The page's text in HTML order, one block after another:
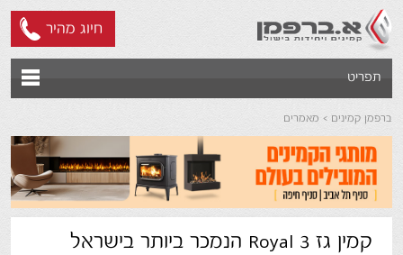
חיוג מהיר
תפריט
ברפמן קמינים מאמרים
קמין גז Royal 3 הנמכר ביותר בישראל